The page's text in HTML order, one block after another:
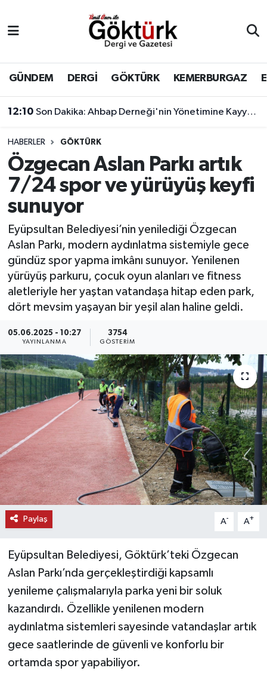
GÜNDEM DERGİ GÖKTÜRK KEMERBURGAZ
12:10 Son Dakika: Ahbap Derneği'nin Yönetimine Kayyum Atandı
HABERLER GÖKTÜRK
Özgecan Aslan Parkı artık
7/24 spor ve yürüyüş keyfi
sunuyor
Eyüpsultan Belediyesi’nin yenilediği Özgecan
Aslan Parkı, modern aydınlatma sistemiyle gece
gündüz spor yapma imkânı sunuyor. Yenilenen
yürüyüş parkuru, çocuk oyun alanları ve fitness
aletleriyle her yaştan vatandaşa hitap eden park,
dört mevsim yaşayan bir yeşil alan haline geldi.
05.06.2025 - 10:27
YAYINLANMA
3754
GÖSTERIM
Paylaş A- A+
Eyüpsultan Belediyesi, Göktürk’teki Özgecan
Aslan Parkı’nda gerçekleştirdiği kapsamlı
yenileme çalışmalarıyla parka yeni bir soluk
kazandırdı. Özellikle yenilenen modern
aydınlatma sistemleri sayesinde vatandaşlar artık
gece saatlerinde de güvenli ve konforlu bir
ortamda spor yapabiliyor.
BİLİM
DERGİ
DÜNYA
EĞİTİM
EKONOMİ
GÖKTÜRK
GÜNDEM
KEMERBURGAZ
ÖZEL HABER
SAĞLIK
SPOR
TEKNOLOJİ
TİCARET
Eyüpsultan Hava Durumu
Eyüpsultan Trafik Yoğunluk Haritası
Süper Lig Puan Durumu ve Fikstür
Tüm Manşetler
Son Dakika Haberleri
Haber Arşivi